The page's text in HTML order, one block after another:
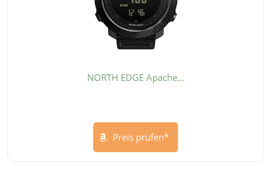
NORTH EDGE Apache...
Preis prüfen*